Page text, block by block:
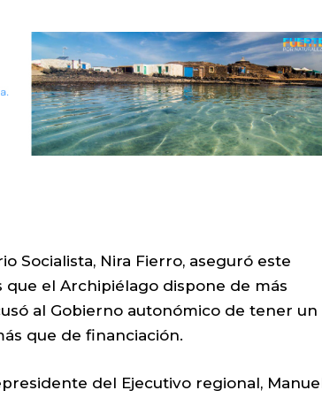
Socialista, Nira Fierro, aseguró este
el Archipiélago dispone de más
al Gobierno autonómico de tener un
que de financiación.
del Ejecutivo regional,